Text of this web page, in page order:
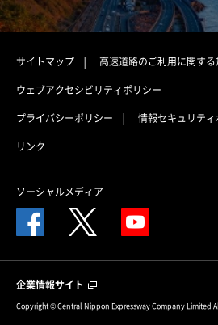
サイトマップ 高速道路のご利用に関す
ウェブアクセシビリティポリシー
プライバシーポリシー
情報セキュリテ
リンク
ソーシャルメディア
企業情報サイト
Copyright © Central Nippon Expressway Company Limited